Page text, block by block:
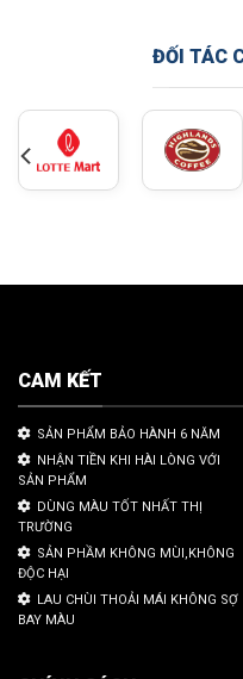
ĐỐI TÁC
CAM KẾT
SẢN PHẨM BẢO HÀNH 6 NĂM
NHẬN TIỀN KHI HÀI LÒNG VỚI
SẢN PHẨM
DÙNG MÀU TỐT NHẤT THỊ
TRƯỜNG
SẢN PHẦM KHÔNG MÙI,KHÔNG
ĐỘC HẠI
LAU CHÙI THOẢI MÁI KHÔNG SỢ
BAY MÀU